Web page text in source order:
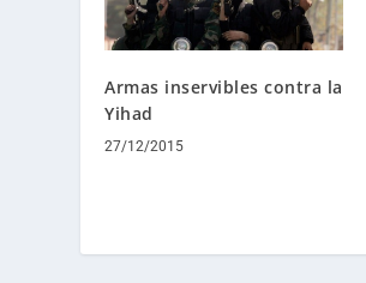
Armas inservibles contra la
Yihad
27/12/2015